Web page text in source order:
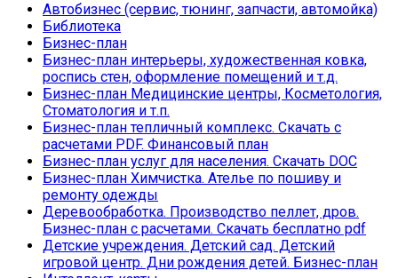
Автобизнес (сервис, тюнинг, запчасти, автомойка)
Библиотека
Бизнес-план
Бизнес-план интерьеры, художественная ковка,
роспись стен, оформление помещений и т.д.
Бизнес-план Медицинские центры, Косметология,
Стоматология и т.п.
Бизнес-план тепличный комплекс. Скачать с
расчетами PDF. Финансовый план
Бизнес-план услуг для населения. Скачать DOC
Бизнес-план Химчистка. Ателье по пошиву и
ремонту одежды
Деревообработка. Производство пеллет, дров.
Бизнес-план с расчетами. Скачать бесплатно pdf
Детские учреждения. Детский сад. Детский
игровой центр. Дни рождения детей. Бизнес-план